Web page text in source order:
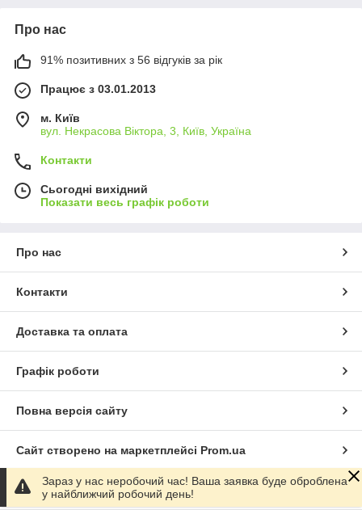
Про нас
91% позитивних з 56 відгуків за рік
Працює з 03.01.2013
м. Київ
вул. Некрасова Віктора, 3, Київ, Україна
Контакти
Сьогодні вихідний
Показати весь графік роботи
Про нас
Контакти
Доставка та оплата
Графік роботи
Повна версія сайту
Сайт створено на маркетплейсі Prom.ua
Політика конфіденційності
Зараз у нас неробочий час! Ваша заявка буде оброблена
у найближчий робочий день!